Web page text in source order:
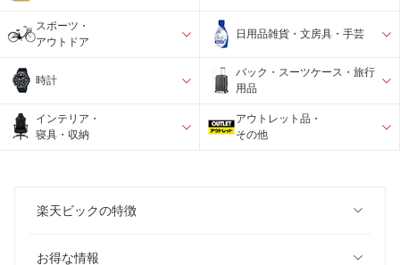
スポーツ・
アウトドア
日用品雑貨・文房具・手芸
時計
バック・スーツケース・旅行
用品
インテリア・
寝具・収納
アウトレット品・
その他
楽天ビックの特徴
お得な情報